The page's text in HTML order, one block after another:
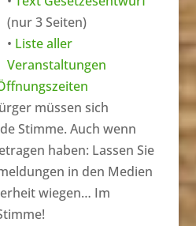
(nur 3 Seiten)
• Liste aller
Veranstaltungen
müssen sich
Stimme. Auch wenn
haben: Lassen Sie
in den Medien
wiegen… Im